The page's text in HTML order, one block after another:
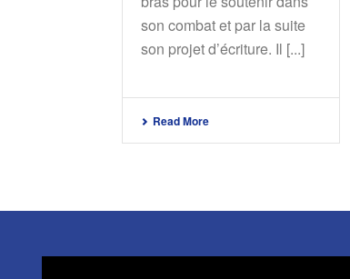
son combat et par la suite
son projet d’écriture. Il [...]
Read More